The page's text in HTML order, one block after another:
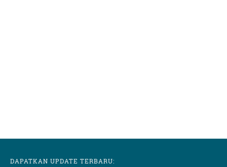
DAPATKAN UPDATE TERBARU: